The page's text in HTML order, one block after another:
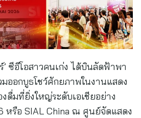
ซีอีโอสาวคนเก่ง ได้บินลัดฟ้าพา
มออกบูธโชว์ศักยภาพในงานแสดง
ดื่มที่ยิ่งใหญ่ระดับเอเชียอย่าง
หรือ SIAL China ณ ศูนย์จัดแสดง